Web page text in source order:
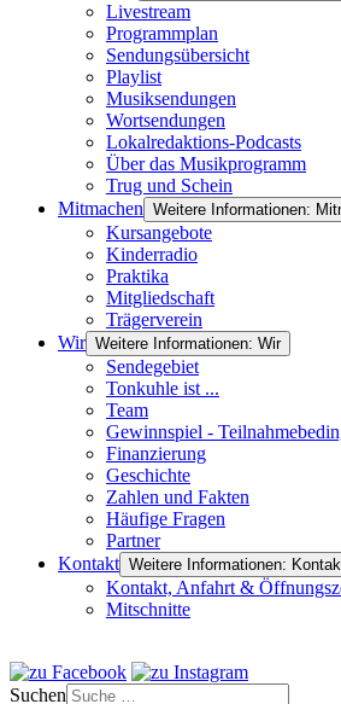
Livestream
Programmplan
Sendungsübersicht
Playlist
Musiksendungen
Wortsendungen
Lokalredaktions-Podcasts
Über das Musikprogramm
Trug und Schein
Mitmachen Weitere Informationen:
Kursangebote
Kinderradio
Praktika
Mitgliedschaft
Trägerverein
Wir Weitere Informationen: Wir
Sendegebiet
Tonkuhle ist ...
Team
Gewinnspiel -
Finanzierung
Geschichte
Zahlen und Fakten
Häufige Fragen
Partner
Kontakt Weitere Informationen:
Kontakt, Anfahrt &
Mitschnitte
Suchen